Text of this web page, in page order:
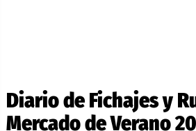
Diario de Fichajes y
Mercado de Verano